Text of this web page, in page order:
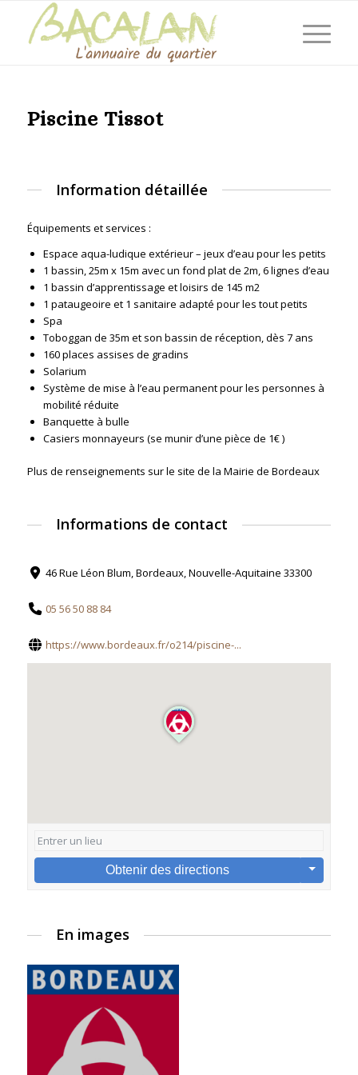
Piscine Tissot
Information détaillée
Équipements et services :
Espace aqua-ludique extérieur – jeux d’eau pour les petits
1 bassin, 25m x 15m avec un fond plat de 2m, 6 lignes d’eau
1 bassin d’apprentissage et loisirs de 145 m2
1 pataugeoire et 1 sanitaire adapté pour les tout petits
Spa
Toboggan de 35m et son bassin de réception, dès 7 ans
160 places assises de gradins
Solarium
Système de mise à l’eau permanent pour les personnes à
mobilité réduite
Banquette à bulle
Casiers monnayeurs (se munir d’une pièce de 1€ )
Plus de renseignements sur le site de la Mairie de Bordeaux
Informations de contact
46 Rue Léon Blum, Bordeaux, Nouvelle-Aquitaine 33300
05 56 50 88 84
https://www.bordeaux.fr/o214/piscine-...
Obtenir des directions
En images